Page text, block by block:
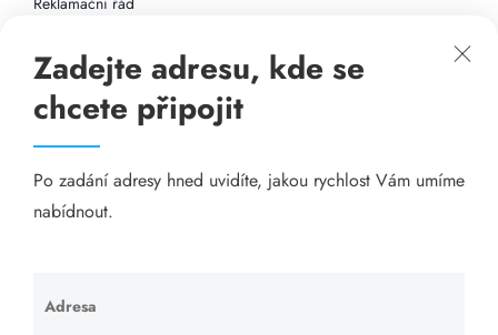
Připojení k internetu
Odkazy
Katalog A-seznam.cz
Visací zámky - TOKOZ
Zadejte adresu, kde se
chcete připojit
Po zadání adresy hned uvidíte, jakou rychlost Vám umíme
nabídnout.
Adresa
Ponechte